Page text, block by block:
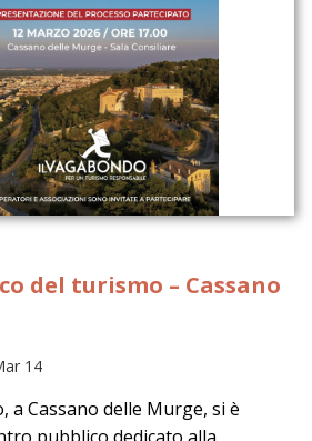
del turismo – Cassano
14
a Cassano delle Murge, si è